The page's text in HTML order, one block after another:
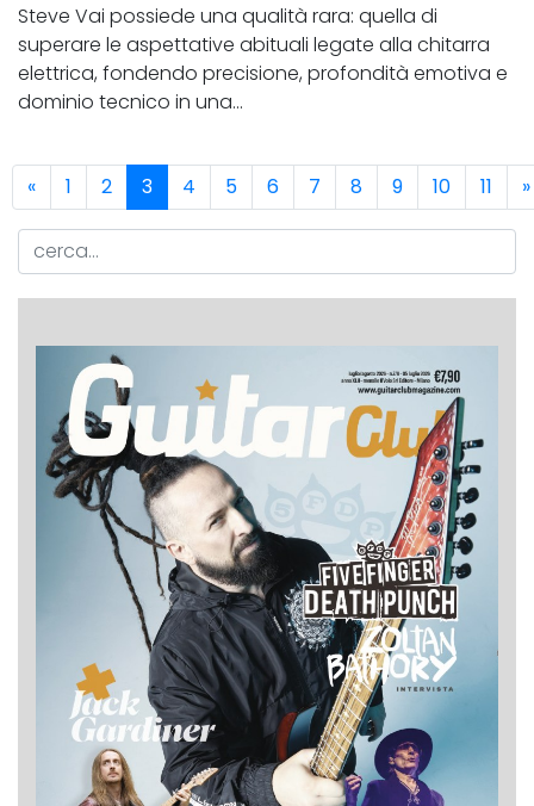
Steve Vai possiede una qualità rara: quella di
superare le aspettative abituali legate alla chitarra
elettrica, fondendo precisione, profondità emotiva e
dominio tecnico in una...
« 1 2 3 4 5 6 7 8 9 10 11 »